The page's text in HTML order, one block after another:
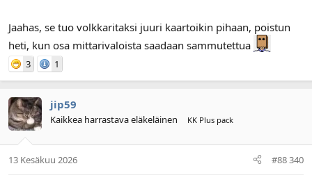
Jaahas, se tuo volkkaritaksi juuri kaartoikin pihaan, poistun
heti, kun osa mittarivaloista saadaan sammutettua
3 1
jip59
Kaikkea harrastava eläkeläinen KK Plus pack
13 Kesäkuu 2026 #88 340